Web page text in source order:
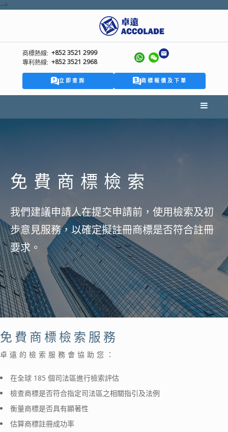
-->
商標熱線: +852 3521 2999
專利熱線: +852 3521 2968
立即查詢 商標報價及下單
免費商標檢索
我們建議申請人在提交申請前，使用檢索及初
步意見服務，以確定擬註冊商標是否符合註冊
要求。
免費商標檢索服務
卓遠的檢索服務會協助您：
在全球 185 個司法區進行檢索評估
檢查商標是否符合指定司法區之相關指引及法例
衡量商標是否具有顯著性
估算商標註冊成功率